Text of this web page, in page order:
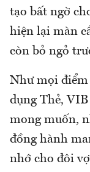
tạo bất ngờ
hiện lại màn
còn bỏ ngỏ
Như mọi
dụng Thẻ,
mong muốn,
đồng hành
nhớ cho đôi